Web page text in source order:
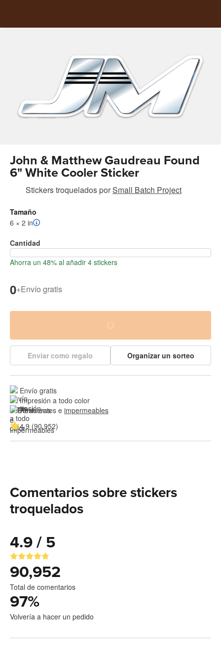
John & Matthew Gaudreau Found
6" White Cooler Sticker
Stickers troqueladosporSmall Batch Project
Tamaño
6 × 2 in
Cantidad
Ahorra un 48% al añadir 4 stickers
0+Envío gratis
Enviar como regalo Organizar un sorteo
Envío gratis
Impresión a todo color
Resistentes e impermeables
4.9 (90,952)
Comentarios sobre stickers
troquelados
4.9 / 5
90,952
Total de comentarios
97%
Volvería a hacer un pedido